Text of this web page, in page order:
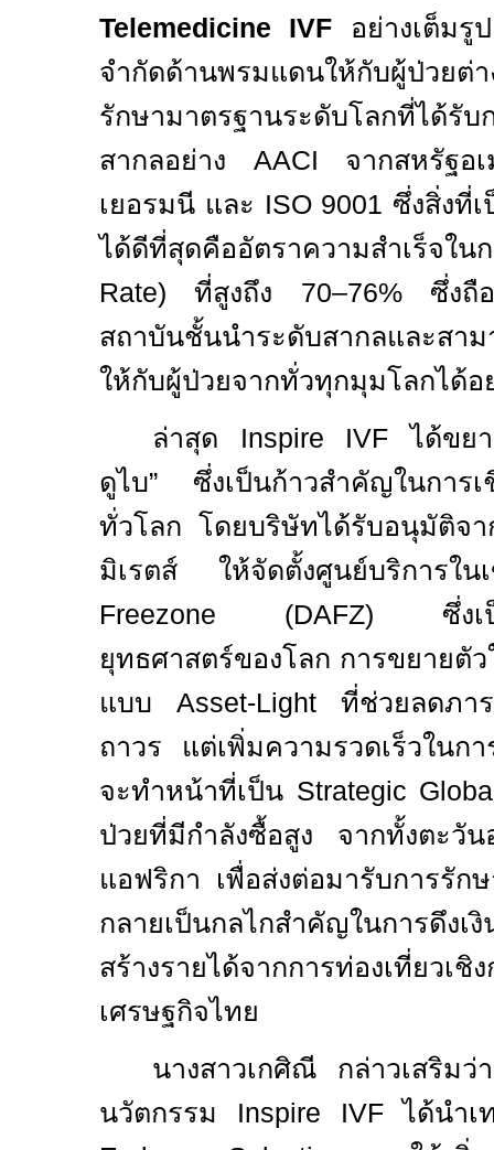
Telemedicine IVF
อย่างเต็ม
จำกัดด้านพรมแดนให้กับผู้ป่วยต่
รักษามาตรฐานระดับโลกที่ได้รับ
สากลอย่าง AACI จากสหรัฐอ
เยอรมนี และ ISO 9001 ซึ่งสิ่งที่
ได้ดีที่สุดคืออัตราความสำเร็จ
Rate)ที่สูงถึง 70–76% ซึ่งถื
สถาบันชั้นนำระดับสากลและสาม
ให้กับผู้ป่วยจากทั่วทุกมุมโลกได้อ
ล่าสุด Inspire IVF ได้ขย
ดูไบ” ซึ่งเป็นก้าวสำคัญในการเ
ทั่วโลก โดยบริษัทได้รับอนุมัติจา
มิเรตส์ ให้จัดตั้งศูนย์บริการ
Freezone (DAFZ) ซึ่ง
ยุทธศาสตร์ของโลก การขยายตั
แบบ Asset-Light ที่ช่วยลดภา
ถาวร แต่เพิ่มความรวดเร็วในก
จะทำหน้าที่เป็น Strategic
ป่วยที่มีกำลังซื้อสูง จากทั้งตะวั
แอฟริกา เพื่อส่งต่อมารับการรัก
กลายเป็นกลไกสำคัญในการดึงเ
สร้างรายได้จากการท่องเที่ยวเชิ
เศรษฐกิจไทย
นางสาวเกศิณี กล่าวเสริม
นวัตกรรม Inspire IVF ได้นำเ